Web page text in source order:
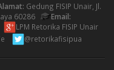
Gedung FISIP Unair, Jl.
60286
Email:
LPM Retorika FISIP Unair
@retorikafisipua